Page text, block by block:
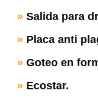
» Salida para
» Placa anti
» Goteo en
» Ecostar.